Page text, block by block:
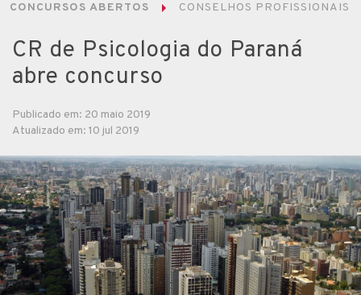
CONCURSOS ABERTOS CONSELHOS PROFISSIONAIS
CR de Psicologia do Paraná
abre concurso
Publicado em: 20 maio 2019
Atualizado em: 10 jul 2019